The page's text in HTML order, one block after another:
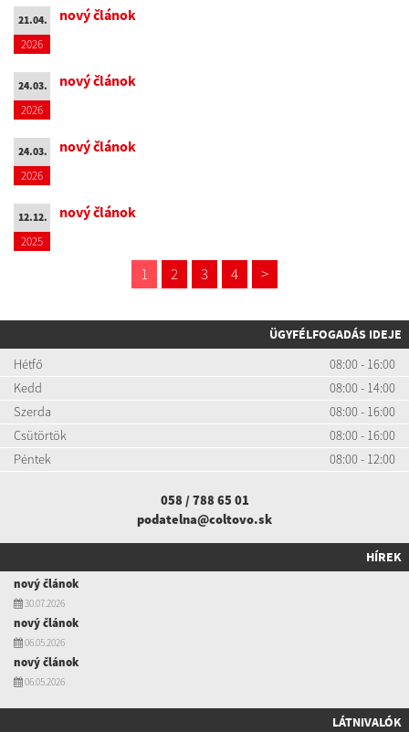
21.04.
2026
nový článok
24.03.
2026
nový článok
24.03.
2026
nový článok
12.12.
2025
nový článok
1 2 3 4 >
ÜGYFÉLFOGADÁS IDEJE
Hétfő
08:00 - 16:00
Kedd
08:00 - 14:00
Szerda
08:00 - 16:00
Csütörtök
08:00 - 16:00
Péntek
08:00 - 12:00
058 / 788 65 01
podatelna@coltovo.sk
HÍREK
nový článok
30.07.2026
nový článok
06.05.2026
nový článok
06.05.2026
LÁTNIVALÓK